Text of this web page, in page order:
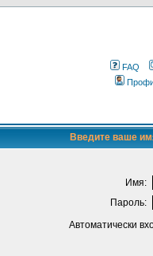
FAQ
Введите ваше
Имя:
Пароль:
Автоматически